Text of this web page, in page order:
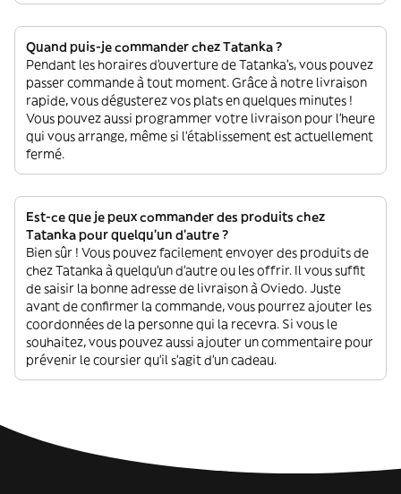
Quand puis-je commander chez Tatanka ?
Pendant les horaires d'ouverture de Tatanka’s, vous pouvez
passer commande à tout moment. Grâce à notre livraison
rapide, vous dégusterez vos plats en quelques minutes !
Vous pouvez aussi programmer votre livraison pour l'heure
qui vous arrange, même si l'établissement est actuellement
fermé.
Est-ce que je peux commander des produits chez
Tatanka pour quelqu'un d'autre ?
Bien sûr ! Vous pouvez facilement envoyer des produits de
chez Tatanka à quelqu'un d'autre ou les offrir. Il vous suffit
de saisir la bonne adresse de livraison à Oviedo. Juste
avant de confirmer la commande, vous pourrez ajouter les
coordonnées de la personne qui la recevra. Si vous le
souhaitez, vous pouvez aussi ajouter un commentaire pour
prévenir le coursier qu'il s'agit d'un cadeau.